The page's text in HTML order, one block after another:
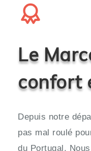
Le
confort
Depuis notre
pas mal roulé
du Portugal.